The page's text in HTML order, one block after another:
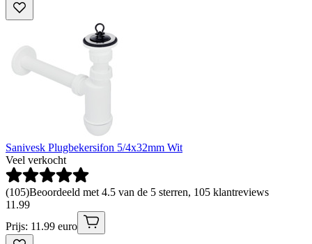
Sanivesk Plugbekersifon 5/4x32mm Wit
Veel verkocht
(105)Beoordeeld met 4.5 van de 5 sterren, 105 klantreviews
11.99
Prijs: 11.99 euro